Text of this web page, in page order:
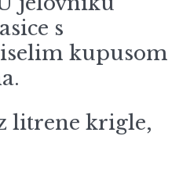
s
kupusom
litrene krigle,